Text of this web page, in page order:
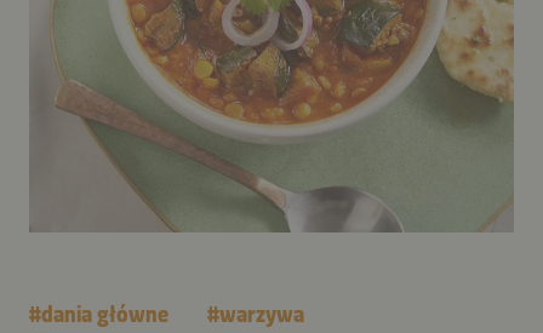
#dania główne #warzywa